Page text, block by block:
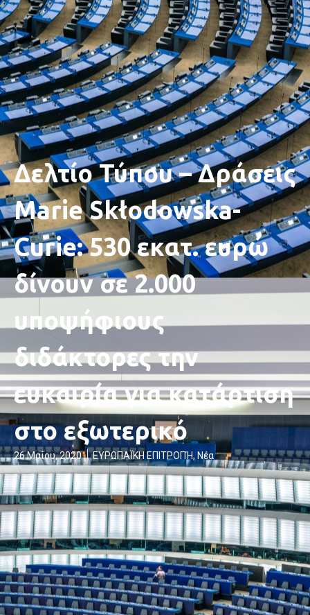
Δελτίο Τύπου – Δράσεις
Marie Skłodowska-
Curie: 530 εκατ. ευρώ
δίνουν σε 2.000
υποψήφιους
διδάκτορες την
ευκαιρία για κατάρτιση
στο εξωτερικό
26 Μαΐου, 2020 ΕΥΡΩΠΑΪΚΗ ΕΠΙΤΡΟΠΉ, Νέα